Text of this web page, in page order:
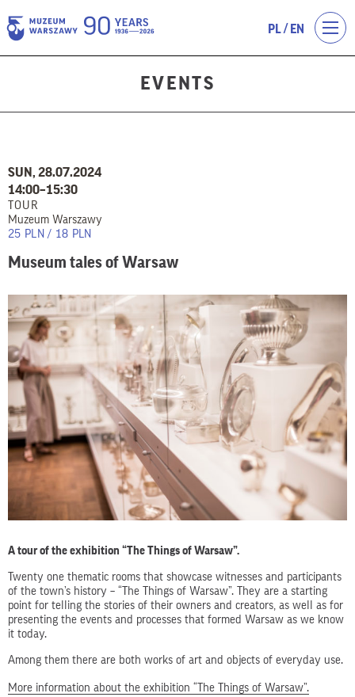
PL/ EN
EVENTS
SUN, 28.07.2024
14:00–15:30
TOUR
Muzeum Warszawy
25 PLN / 18 PLN
Museum tales of Warsaw
A tour of the exhibition “The Things of Warsaw”.
Twenty one thematic rooms that showcase witnesses and participants
of the town’s history – “The Things of Warsaw”. They are a starting
point for telling the stories of their owners and creators, as well as for
presenting the events and processes that formed Warsaw as we know
it today.
Among them there are both works of art and objects of everyday use.
More information about the exhibition “The Things of Warsaw”.